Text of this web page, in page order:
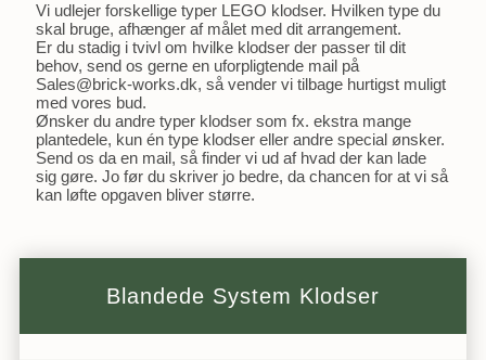
Vi udlejer forskellige typer LEGO klodser. Hvilken type du
skal bruge, afhænger af målet med dit arrangement.
Er du stadig i tvivl om hvilke klodser der passer til dit
behov, send os gerne en uforpligtende mail på
Sales@brick-works.dk, så vender vi tilbage hurtigst muligt
med vores bud.
Ønsker du andre typer klodser som fx. ekstra mange
plantedele, kun én type klodser eller andre special ønsker.
Send os da en mail, så finder vi ud af hvad der kan lade
sig gøre. Jo før du skriver jo bedre, da chancen for at vi så
kan løfte opgaven bliver større.
Blandede System Klodser